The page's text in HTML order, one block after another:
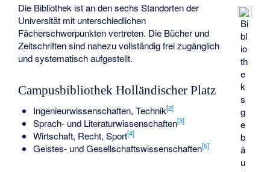
Bi
bl
io
th
e
k
s
g
e
b
ä
u
Die Bibliothek ist an den sechs Standorten der
Universität mit unterschiedlichen
Fächerschwerpunkten vertreten. Die Bücher und
Zeitschriften sind nahezu vollständig frei zugänglich
und systematisch aufgestellt.
Campusbibliothek Holländischer Platz
Ingenieurwissenschaften, Technik[2]
Sprach- und Literaturwissenschaften[3]
Wirtschaft, Recht, Sport[4]
Geistes- und Gesellschaftswissenschaften[5]